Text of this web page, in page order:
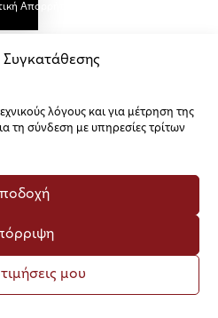
Συγκατάθεσης
λόγους και για μέτρηση της
τη σύνδεση με υπηρεσίες τρίτων
μου
Απορρήτου